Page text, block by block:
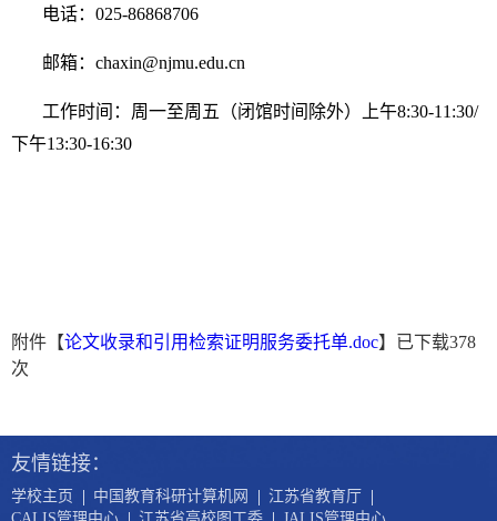
电话：025-86868706
邮箱：chaxin@njmu.edu.cn
工作时间：周一至周五（闭馆时间除外）上午8:30-11:30/
下午13:30-16:30
附件【论文收录和引用检索证明服务委托单.doc】已下载378
次
友情链接：
学校主页 | 中国教育科研计算机网 | 江苏省教育厅 |